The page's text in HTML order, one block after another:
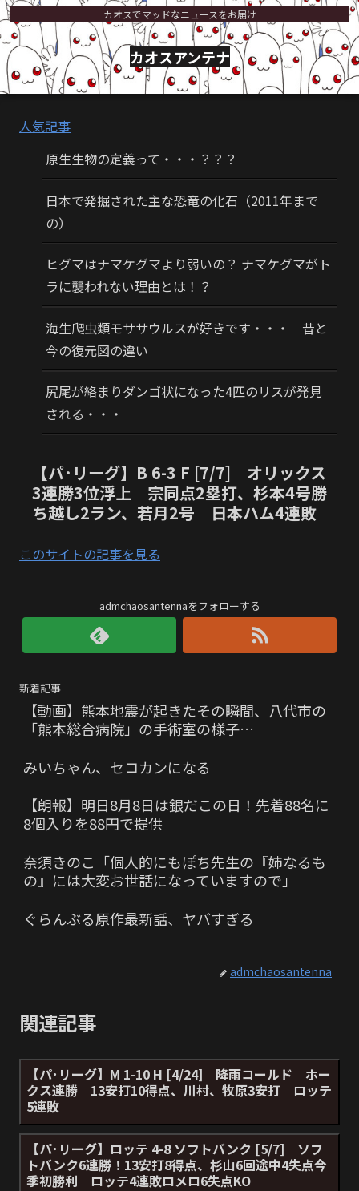
カオスでマッドなニュースをお届け
カオスアンテナ
人気記事
原生生物の定義って・・・？？？
日本で発掘された主な恐竜の化石（2011年まで
の）
ヒグマはナマケグマより弱いの？ ナマケグマがト
ラに襲われない理由とは！？
海生爬虫類モササウルスが好きです・・・ 昔と
今の復元図の違い
尻尾が絡まりダンゴ状になった4匹のリスが発見
される・・・
【パ･リーグ】B 6-3 F [7/7] オリックス
3連勝3位浮上 宗同点2塁打、杉本4号勝
ち越し2ラン、若月2号 日本ハム4連敗
このサイトの記事を見る
admchaosantennaをフォローする
新着記事
【動画】熊本地震が起きたその瞬間、八代市の
「熊本総合病院」の手術室の様子…
みいちゃん、セコカンになる
【朗報】明日8月8日は銀だこの日！先着88名に
8個入りを88円で提供
奈須きのこ「個人的にもぽち先生の『姉なるも
の』には大変お世話になっていますので」
ぐらんぶる原作最新話、ヤバすぎる
admchaosantenna
関連記事
【パ･リーグ】M 1-10 H [4/24] 降雨コールド ホー
クス連勝 13安打10得点、川村、牧原3安打 ロッテ
5連敗
【パ･リーグ】ロッテ 4-8 ソフトバンク [5/7] ソフ
トバンク6連勝！13安打8得点、杉山6回途中4失点今
季初勝利 ロッテ4連敗ロメロ6失点KO